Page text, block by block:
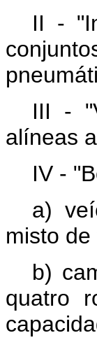
II -
III -
alíneas
IV -
a)
misto
b)
quatro